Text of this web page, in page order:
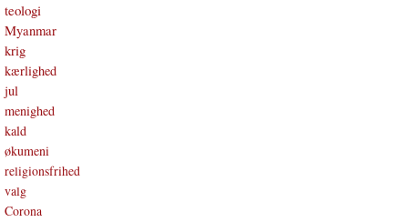
teologi
Myanmar
krig
kærlighed
jul
menighed
kald
økumeni
religionsfrihed
valg
Corona